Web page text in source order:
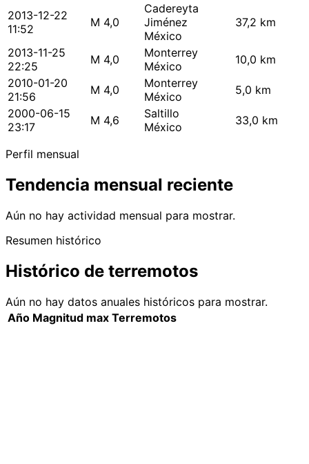
2013-12-22
11:52
M 4,0
Cadereyta
Jiménez
México
37,2 km
2013-11-25
22:25
M 4,0
Monterrey
México
10,0 km
2010-01-20
21:56
M 4,0
Monterrey
México
5,0 km
2000-06-15
23:17
M 4,6
Saltillo
México
33,0 km
Perfil mensual
Tendencia mensual reciente
Aún no hay actividad mensual para mostrar.
Resumen histórico
Histórico de terremotos
Aún no hay datos anuales históricos para mostrar.
Año Magnitud max Terremotos